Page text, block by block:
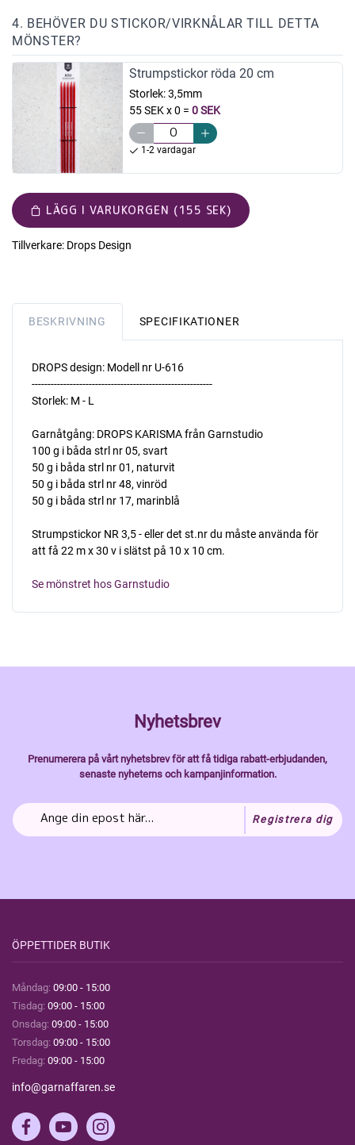
4. BEHÖVER DU STICKOR/VIRKNÅLAR TILL DETTA
MÖNSTER?
Strumpstickor röda 20 cm
Storlek:3,5mm
55 SEK x 0 = 0 SEK
1-2 vardagar
LÄGG I VARUKORGEN (155 SEK)
Tillverkare: Drops Design
BESKRIVNING SPECIFIKATIONER
DROPS design: Modell nr U-616
---------------------------------------------------------
Storlek: M - L
Garnåtgång: DROPS KARISMA från Garnstudio
100 g i båda strl nr 05, svart
50 g i båda strl nr 01, naturvit
50 g i båda strl nr 48, vinröd
50 g i båda strl nr 17, marinblå
Strumpstickor NR 3,5 - eller det st.nr du måste använda för
att få 22 m x 30 v i slätst på 10 x 10 cm.
Se mönstret hos Garnstudio
Nyhetsbrev
Prenumerera på vårt nyhetsbrev för att få tidiga rabatt-erbjudanden,
senaste nyheterns och kampanjinformation.
Registrera dig
ÖPPETTIDER BUTIK
Måndag: 09:00 - 15:00
Tisdag: 09:00 - 15:00
Onsdag: 09:00 - 15:00
Torsdag: 09:00 - 15:00
Fredag: 09:00 - 15:00
info@garnaffaren.se